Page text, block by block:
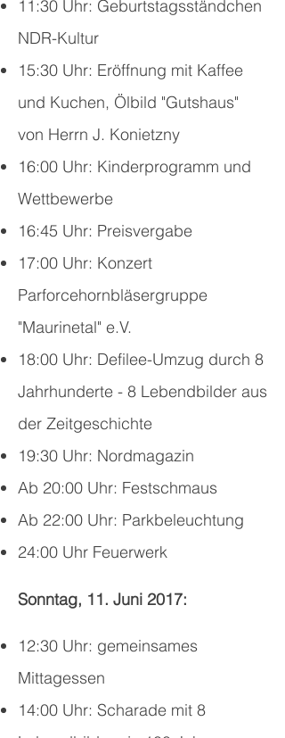
11:30 Uhr: Geburtstagsständchen
NDR-Kultur
15:30 Uhr: Eröffnung mit Kaffee
und Kuchen, Ölbild "Gutshaus"
von Herrn J. Konietzny
16:00 Uhr: Kinderprogramm und
Wettbewerbe
16:45 Uhr: Preisvergabe
17:00 Uhr: Konzert
Parforcehornbläsergruppe
"Maurinetal" e.V.
18:00 Uhr: Defilee-Umzug durch 8
Jahrhunderte - 8 Lebendbilder aus
der Zeitgeschichte
19:30 Uhr: Nordmagazin
Ab 20:00 Uhr: Festschmaus
Ab 22:00 Uhr: Parkbeleuchtung
24:00 Uhr Feuerwerk
Sonntag, 11. Juni 2017:
12:30 Uhr: gemeinsames
Mittagessen
14:00 Uhr: Scharade mit 8